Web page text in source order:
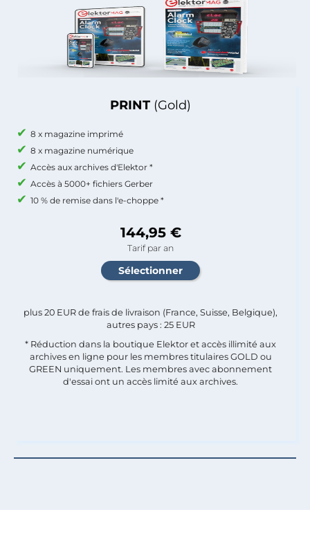
PRINT (Gold)
8 x magazine imprimé
8 x magazine numérique
Accès aux archives d'Elektor *
Accès à 5000+ fichiers Gerber
10 % de remise dans l'e-choppe *
144,95 €
Tarif par an
plus 20 EUR de frais de livraison (France, Suisse, Belgique),
autres pays : 25 EUR
* Réduction dans la boutique Elektor et accès illimité aux
archives en ligne pour les membres titulaires GOLD ou
GREEN uniquement. Les membres avec abonnement
d'essai ont un accès limité aux archives.